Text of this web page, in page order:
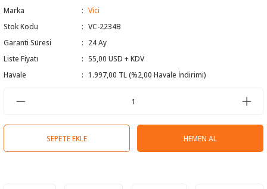
Cihazı
Cihazları
Marka
Vici
Stok Kodu
VC-2234B
Garanti Süresi
24 Ay
Liste Fiyatı
55,00 USD + KDV
Havale
1.997,00 TL (%2,00 Havale İndirimi)
SEPETE EKLE HEMEN AL